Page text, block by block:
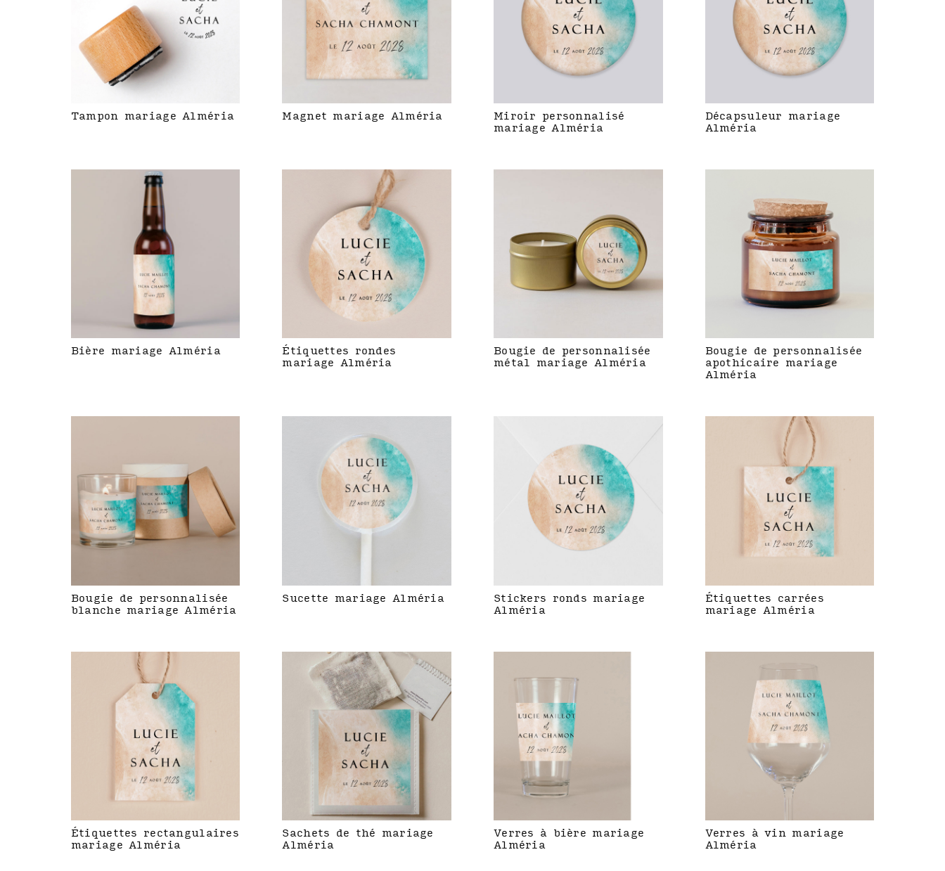
Tampon mariage Alméria Magnet mariage Alméria
Miroir personnalisé
mariage Alméria
Décapsuleur mariage
Alméria
Bière mariage Alméria
Étiquettes rondes
mariage Alméria
Bougie de personnalisée
métal mariage Alméria
Bougie de personnalisée
apothicaire mariage
Alméria
Bougie de personnalisée
blanche mariage Alméria
Sucette mariage Alméria
Stickers ronds mariage
Alméria
Étiquettes carrées
mariage Alméria
Étiquettes rectangulaires
mariage Alméria
Sachets de thé mariage
Alméria
Verres à bière mariage
Alméria
Verres à vin mariage
Alméria